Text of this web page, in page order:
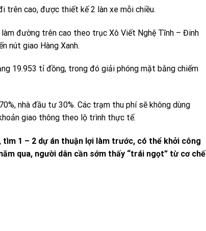
trên cao, được thiết kế 2 làn xe mỗi chiều.
đường trên cao theo trục Xô Viết Nghệ Tĩnh – Đinh
nút giao Hàng Xanh.
19.953 tỉ đồng, trong đó giải phóng mặt bằng chiếm
nhà đầu tư 30%. Các trạm thu phí sẽ không dùng
giao thông theo lộ trình thực tế.
1 – 2 dự án thuận lợi làm trước, có thể khởi công
qua, người dân cần sớm thấy “trái ngọt” từ cơ chế